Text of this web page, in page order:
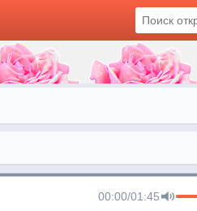
00:00/01:45